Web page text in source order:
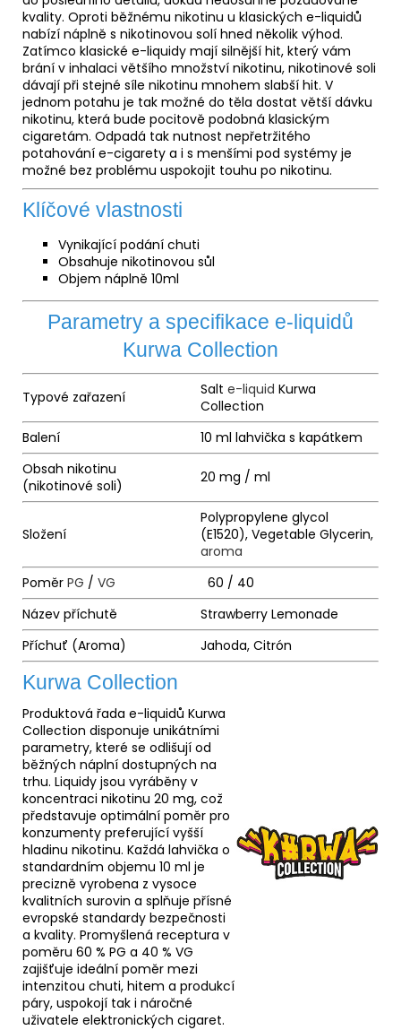
kvality. Oproti běžnému nikotinu u klasických e-liquidů
nabízí náplně s nikotinovou solí hned několik výhod.
Zatímco klasické e-liquidy mají silnější hit, který vám
brání v inhalaci většího množství nikotinu, nikotinové soli
dávají při stejné síle nikotinu mnohem slabší hit. V
jednom potahu je tak možné do těla dostat větší dávku
nikotinu, která bude pocitově podobná klasickým
cigaretám. Odpadá tak nutnost nepřetržitého
potahování e-cigarety a i s menšími pod systémy je
možné bez problému uspokojit touhu po nikotinu.
Klíčové vlastnosti
Vynikající podání chuti
Obsahuje nikotinovou sůl
Objem náplně 10ml
Parametry a specifikace e-liquidů
Kurwa Collection
Typové zařazení Salt e-liquid Kurwa
Collection
Balení
10 ml lahvička s kapátkem
Obsah nikotinu
(nikotinové soli)
20 mg / ml
Složení
Polypropylene glycol
(E1520), Vegetable Glycerin,
aroma
Poměr PG / VG
60 / 40
Název příchutě
Strawberry Lemonade
Příchuť (Aroma)
Jahoda, Citrón
Kurwa Collection
Produktová řada e-liquidů Kurwa
Collection disponuje unikátními
parametry, které se odlišují od
běžných náplní dostupných na
trhu. Liquidy jsou vyráběny v
koncentraci nikotinu 20 mg, což
představuje optimální poměr pro
konzumenty preferující vyšší
hladinu nikotinu. Každá lahvička o
standardním objemu 10 ml je
precizně vyrobena z vysoce
kvalitních surovin a splňuje přísné
evropské standardy bezpečnosti
a kvality. Promyšlená receptura v
poměru 60 % PG a 40 % VG
zajišťuje ideální poměr mezi
intenzitou chuti, hitem a produkcí
páry, uspokojí tak i náročné
uživatele elektronických cigaret.